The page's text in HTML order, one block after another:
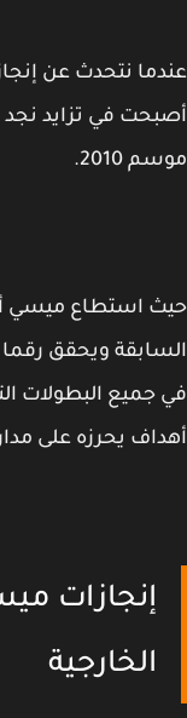
نتحدث عن
في تزايد نجد
2010.
استطاع ميسي أن
جميع البطولات
يحرزه على مدار
إنجازات
الخارجية